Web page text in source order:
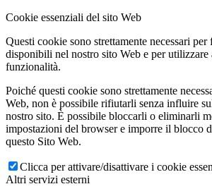
Cookie essenziali del sito Web
Questi cookie sono strettamente necessari
disponibili nel nostro sito Web e per utilizzare
funzionalità.
Poiché questi cookie sono strettamente
Web, non è possibile rifiutarli senza influire
nostro sito. È possibile bloccarli o eliminarli
impostazioni del browser e imporre il blocco
questo Sito Web.
Clicca per attivare/disattivare i cookie
Altri servizi esterni